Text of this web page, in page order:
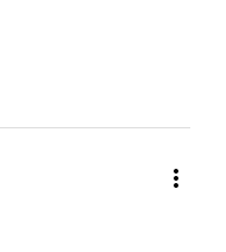
more_vert